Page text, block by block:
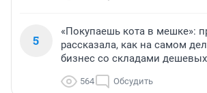
5
«Покупаешь кота в мешке»:
рассказала, как на самом
бизнес со складами
564 Обсудить